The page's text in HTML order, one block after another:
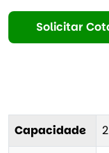
Solicitar
Capacidade